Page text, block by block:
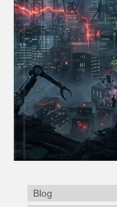
Blog